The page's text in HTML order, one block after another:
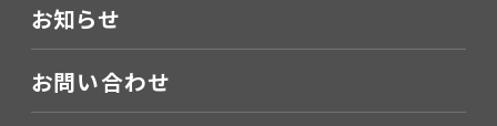
お知らせ
お問い合わせ